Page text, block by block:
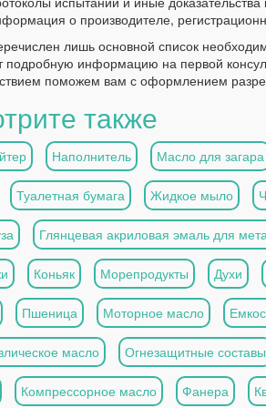
о производителе,
лишь основной список
подробную информацию на первой
поможем вам с оформлением
также
Наполнитель Масло для загара
Туалетная бумага Жидкое мыло
Глянцевая акриловая эмаль для
Коньяк Морепродукты Духи
Пшеница Моторное масло
масло Огнезащитные составы
Компрессорное масло Фанера